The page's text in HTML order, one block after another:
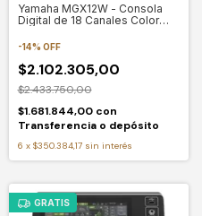
Yamaha MGX12W - Consola
Digital de 18 Canales Color
-14% OFF
$2.102.305,00
$2.433.750,00
$1.681.844,00 con
Transferencia o depósito
6 x $350.384,17 sin interés
GRATIS